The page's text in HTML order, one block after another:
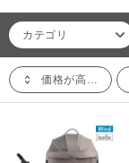
カテゴリ
価格が高い順